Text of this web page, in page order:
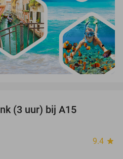
(3 uur) bij A15
9.4 star